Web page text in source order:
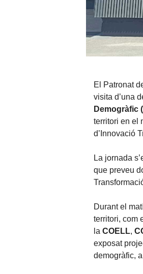
El Patronat
visita d’una
Demogràfic
territori en el
d’Innovació
La jornada
que preveu
Durant el
territori, com
la COELL,
exposat
demogràfic,